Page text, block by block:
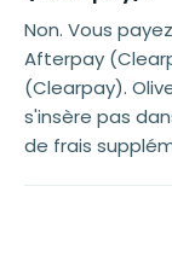
Non. Vous
Afterpay
(Clearpay).
s'insère pas
de frais